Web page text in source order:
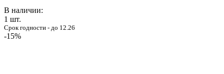
В наличии:
1 шт.
Срок годности - до 12.26
-15%